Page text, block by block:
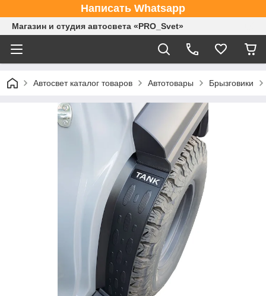
Написать Whatsapp
Магазин и студия автосвета «PRO_Svet»
Автосвет каталог товаров Автотовары Брызговики